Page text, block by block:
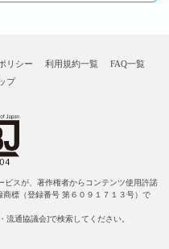
リシー 利用規約一覧
FAQ一覧
プ
ビスが、著作権者からコンテンツ使用許諾
標（登録番号 第６０９１７１３号）で
通協議会]で検索してください。